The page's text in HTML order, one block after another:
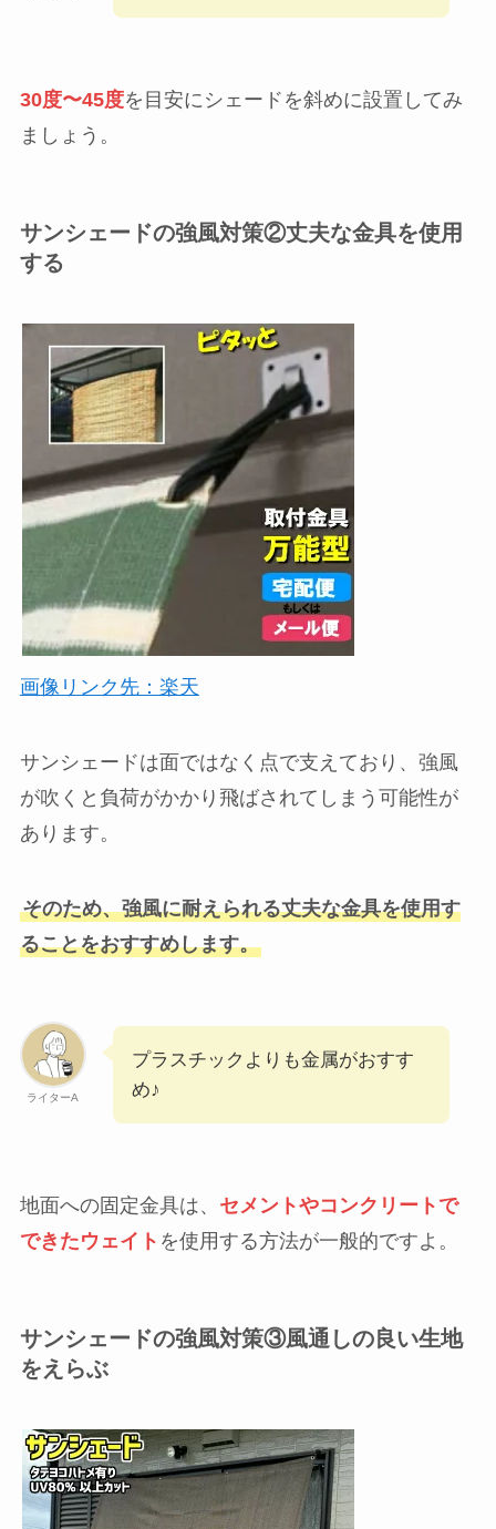
30度〜45度を目安にシェードを斜めに設置してみ
ましょう。
サンシェードの強風対策②丈夫な金具を使用
する
画像リンク先：楽天
サンシェードは面ではなく点で支えており、強風
が吹くと負荷がかかり飛ばされてしまう可能性が
あります。
そのため、強風に耐えられる丈夫な金具を使用す
ることをおすすめします。
ライターA
プラスチックよりも金属がおすす
め♪
地面への固定金具は、 セメントやコンクリートで
できたウェイト を使用する方法が一般的ですよ。
サンシェードの強風対策③風通しの良い生地
をえらぶ